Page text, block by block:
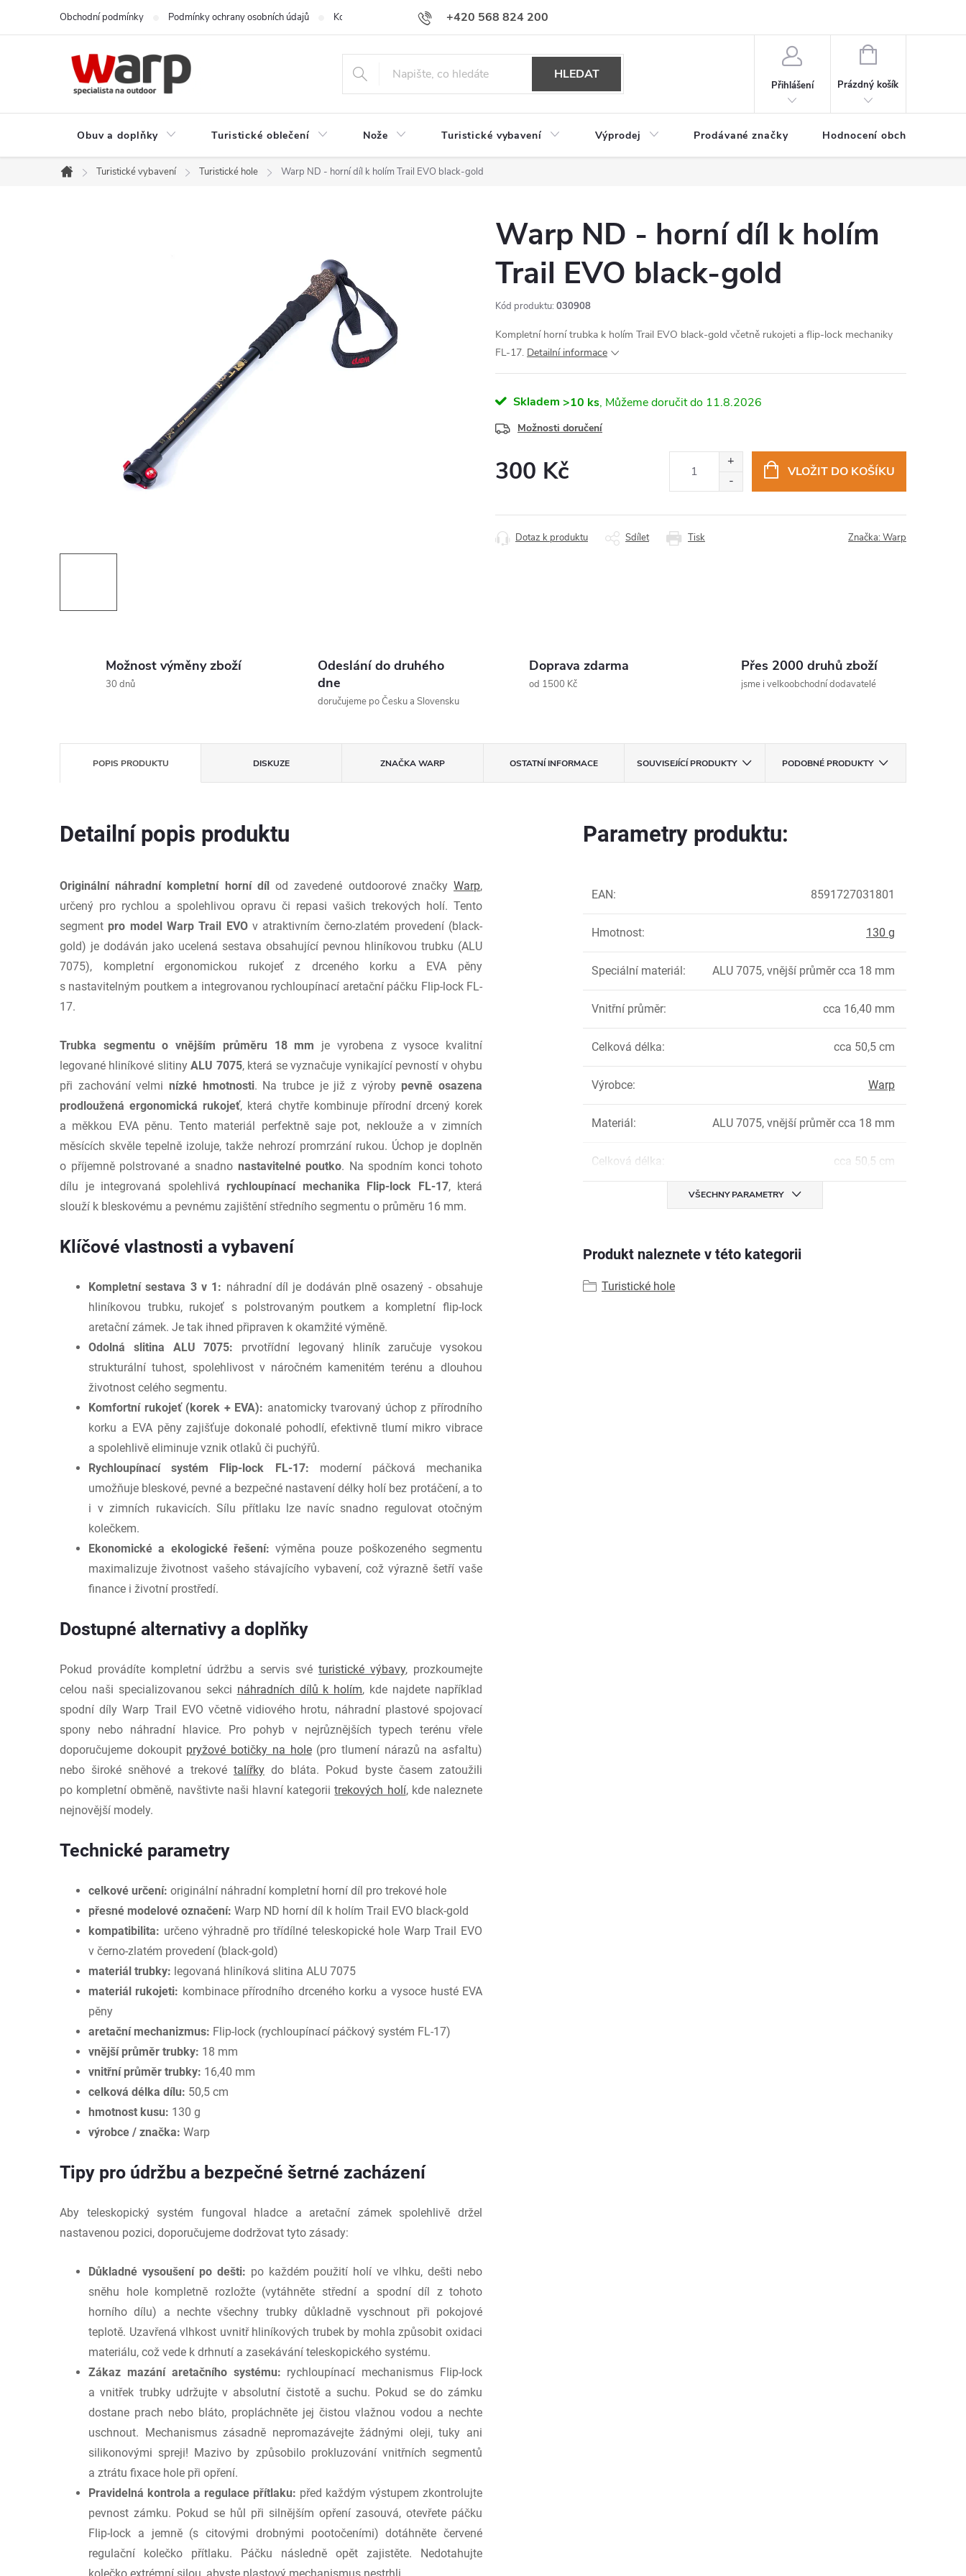
+420 568 824 200
Obchodní podmínky Podmínky ochrany osobních údajů Kontakty Doprava a platba Hodnocení obchodu
HLEDAT
Přihlášení
NÁKUPNÍ
Prázdný košík
Obuv a doplňky Turistické oblečení Nože Turistické vybavení Výprodej Prodávané značky Hodnocení obchodu
Domů
Turistické vybavení Turistické hole Warp ND - horní díl k holím Trail EVO black-gold
Warp ND - horní díl k holím
Trail EVO black-gold
Kód produktu: 030908
Kompletní horní trubka k holím Trail EVO black-gold včetně rukojeti a flip-lock mechaniky
FL-17. Detailní informace
Skladem >10 ks 11.8.2026
Možnosti doručení
300 Kč VLOŽIT DO KOŠÍKU
Tisk
Dotaz k produktu Sdílet Značka:Warp
Možnost výměny zboží
30 dnů
Odeslání do druhého
dne
doručujeme po Česku a Slovensku
Doprava zdarma
od 1500 Kč
Přes 2000 druhů zboží
jsme i velkoobchodní dodavatelé
POPIS PRODUKTU DISKUZE ZNAČKAWARP OSTATNÍ INFORMACE SOUVISEJÍCÍ PRODUKTY PODOBNÉ PRODUKTY
Detailní popis produktu
Originální náhradní kompletní horní dílod zavedené outdoorové značkyWarp,
určený pro rychlou a spolehlivou opravu či repasi vašich trekových holí. Tento
segment pro model Warp Trail EVOv atraktivním černo-zlatém provedení (black-
gold) je dodáván jako ucelená sestava obsahující pevnou hliníkovou trubku (ALU
7075), kompletní ergonomickou rukojeť z drceného korku a EVA pěny
s nastavitelným poutkem a integrovanou rychloupínací aretační páčku Flip-lock FL-
17.
Trubka segmentu o vnějším průměru 18 mm je vyrobena z vysoce kvalitní
legované hliníkové slitinyALU 7075, která se vyznačuje vynikající pevností v ohybu
při zachování velmi nízké hmotnosti. Na trubce je již z výroby pevně osazena
prodloužená ergonomická rukojeť, která chytře kombinuje přírodní drcený korek
a měkkou EVA pěnu. Tento materiál perfektně saje pot, neklouže a v zimních
měsících skvěle tepelně izoluje, takže nehrozí promrzání rukou. Úchop je doplněn
o příjemně polstrované a snadno nastavitelné poutko. Na spodním konci tohoto
dílu je integrovaná spolehlivá rychloupínací mechanika Flip-lock FL-17, která
slouží k bleskovému a pevnému zajištění středního segmentu o průměru 16 mm.
Klíčové vlastnosti a vybavení
Kompletní sestava 3 v 1: náhradní díl je dodáván plně osazený - obsahuje
hliníkovou trubku, rukojeť s polstrovaným poutkem a kompletní flip-lock
aretační zámek. Je tak ihned připraven k okamžité výměně.
Odolná slitina ALU 7075: prvotřídní legovaný hliník zaručuje vysokou
strukturální tuhost, spolehlivost v náročném kamenitém terénu a dlouhou
životnost celého segmentu.
Komfortní rukojeť (korek + EVA): anatomicky tvarovaný úchop z přírodního
korku a EVA pěny zajišťuje dokonalé pohodlí, efektivně tlumí mikro vibrace
a spolehlivě eliminuje vznik otlaků či puchýřů.
Rychloupínací systém Flip-lock FL-17: moderní páčková mechanika
umožňuje bleskové, pevné a bezpečné nastavení délky holí bez protáčení, a to
i v zimních rukavicích. Sílu přítlaku lze navíc snadno regulovat otočným
kolečkem.
Ekonomické a ekologické řešení: výměna pouze poškozeného segmentu
maximalizuje životnost vašeho stávajícího vybavení, což výrazně šetří vaše
finance i životní prostředí.
Dostupné alternativy a doplňky
Pokud provádíte kompletní údržbu a servis své turistické výbavy, prozkoumejte
celou naši specializovanou sekci náhradních dílů k holím, kde najdete například
spodní díly Warp Trail EVO včetně vidiového hrotu, náhradní plastové spojovací
spony nebo náhradní hlavice. Pro pohyb v nejrůznějších typech terénu vřele
doporučujeme dokoupit pryžové botičky na hole(pro tlumení nárazů na asfaltu)
nebo široké sněhové a trekové talířkydo bláta. Pokud byste časem zatoužili
po kompletní obměně, navštivte naši hlavní kategoriitrekových holí, kde naleznete
nejnovější modely.
Technické parametry
celkové určení: originální náhradní kompletní horní díl pro trekové hole
přesné modelové označení: Warp ND horní díl k holím Trail EVO black-gold
kompatibilita: určeno výhradně pro třídílné teleskopické hole Warp Trail EVO
v černo-zlatém provedení (black-gold)
materiál trubky: legovaná hliníková slitina ALU 7075
materiál rukojeti: kombinace přírodního drceného korku a vysoce husté EVA
pěny
aretační mechanizmus: Flip-lock (rychloupínací páčkový systém FL-17)
vnější průměr trubky: 18 mm
vnitřní průměr trubky: 16,40 mm
celková délka dílu: 50,5 cm
hmotnost kusu: 130 g
výrobce / značka: Warp
Tipy pro údržbu a bezpečné šetrné zacházení
Aby teleskopický systém fungoval hladce a aretační zámek spolehlivě držel
nastavenou pozici, doporučujeme dodržovat tyto zásady:
Důkladné vysoušení po dešti: po každém použití holí ve vlhku, dešti nebo
sněhu hole kompletně rozložte (vytáhněte střední a spodní díl z tohoto
horního dílu) a nechte všechny trubky důkladně vyschnout při pokojové
teplotě. Uzavřená vlhkost uvnitř hliníkových trubek by mohla způsobit oxidaci
materiálu, což vede k drhnutí a zasekávání teleskopického systému.
Zákaz mazání aretačního systému: rychloupínací mechanismus Flip-lock
a vnitřek trubky udržujte v absolutní čistotě a suchu. Pokud se do zámku
dostane prach nebo bláto, propláchněte jej čistou vlažnou vodou a nechte
uschnout. Mechanismus zásadně nepromazávejte žádnými oleji, tuky ani
silikonovými spreji! Mazivo by způsobilo prokluzování vnitřních segmentů
a ztrátu fixace hole při opření.
Pravidelná kontrola a regulace přítlaku: před každým výstupem zkontrolujte
pevnost zámku. Pokud se hůl při silnějším opření zasouvá, otevřete páčku
Flip-lock a jemně (s citovými drobnými pootočeními) dotáhněte červené
regulační kolečko přítlaku. Páčku následně opět zajistěte. Nedotahujte
Parametry produktu:
EAN: 8591727031801
Hmotnost: 130 g
Speciální materiál: ALU 7075, vnější průměr cca 18 mm
Vnitřní průměr: cca 16,40 mm
Celková délka: cca 50,5 cm
Výrobce: Warp
Materiál: ALU 7075, vnější průměr cca 18 mm
Celková délka: cca 50,5 cm
VŠECHNY PARAMETRY
Produkt naleznete v této kategorii
Turistické hole